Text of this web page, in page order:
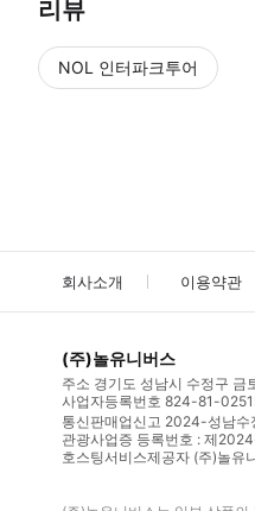
리뷰
NOL 인터파크투어
회사소개 이용약관
(주)놀유니버스
주소 경기도 성남시 수정구 금
사업자등록번호 824-81-
통신판매업신고 2024-성남수
관광사업증 등록번호 : 제
호스팅서비스제공자 (주)놀유